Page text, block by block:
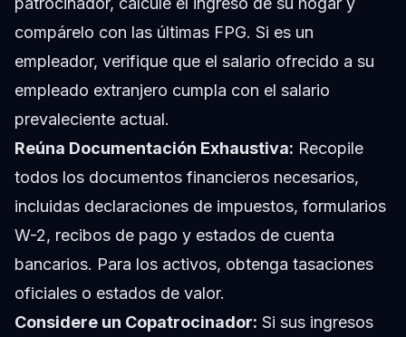
compárelo con las últimas FPG. Si es un
empleador, verifique que el salario ofrecido a su
empleado extranjero cumpla con el salario
prevaleciente actual.
Reúna Documentación Exhaustiva: Recopile
todos los documentos financieros necesarios,
incluidas declaraciones de impuestos, formularios
W-2, recibos de pago y estados de cuenta
bancarios. Para los activos, obtenga tasaciones
oficiales o estados de valor.
Considere un Copatrocinador: Si sus ingresos